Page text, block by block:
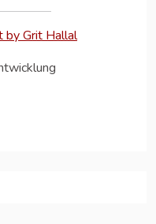
by Grit Hallal